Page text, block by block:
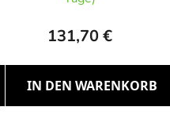
131,70 €
IN DEN WARENKORB